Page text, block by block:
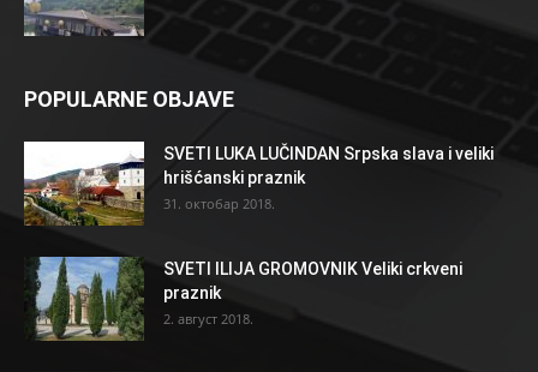
POPULARNE OBJAVE
SVETI LUKA LUČINDAN Srpska slava i veliki
hrišćanski praznik
31. октобар 2018.
SVETI ILIJA GROMOVNIK Veliki crkveni
praznik
2. август 2018.